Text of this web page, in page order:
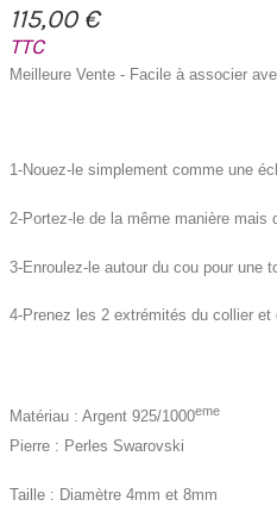
115,00 €
TTC
Meilleure Vente - Facile à associer
1-Nouez-le simplement comme une
2-Portez-le de la même manière
3-Enroulez-le autour du cou pour une
4-Prenez les 2 extrémités du collier
Matériau : Argent 925/1000eme
Pierre : Perles Swarovski
Taille : Diamètre 4mm et 8mm